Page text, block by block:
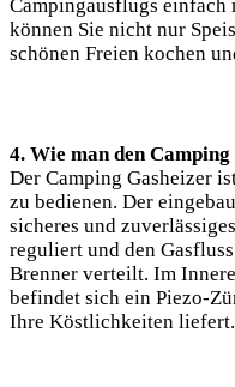
Campingausflugs
können Sie nicht nur
schönen Freien kochen
4. Wie man den
Der Camping Gasheizer
zu bedienen. Der
sicheres und
reguliert und den
Brenner verteilt. Im
befindet sich ein Piezo-
Ihre Köstlichkeiten liefert.